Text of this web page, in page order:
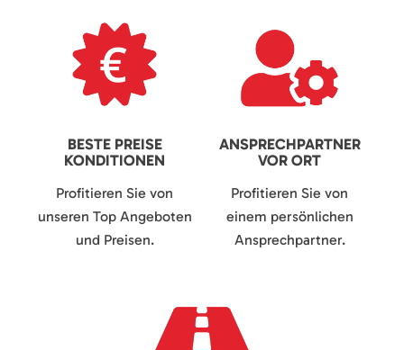
BESTE PREISE
KONDITIONEN
Profitieren Sie von
unseren Top Angeboten
und Preisen.
ANSPRECHPARTNER
VOR ORT
Profitieren Sie von
einem persönlichen
Ansprechpartner.